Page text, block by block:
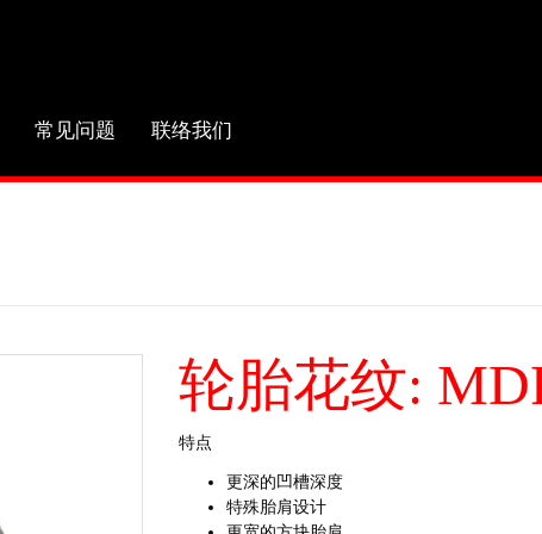
常见问题 联络我们
轮胎花纹:
特点
更深的凹槽深度
特殊胎肩设计